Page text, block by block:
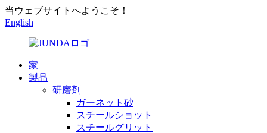
当ウェブサイトへようこそ！
English
家
製品
研磨剤
ガーネット砂
スチールショット
スチールグリット